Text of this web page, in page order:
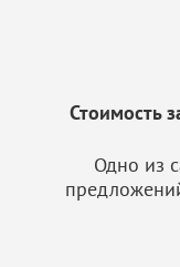
Стоимость
Одно из